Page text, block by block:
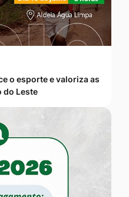
o esporte e valoriza as
do Leste